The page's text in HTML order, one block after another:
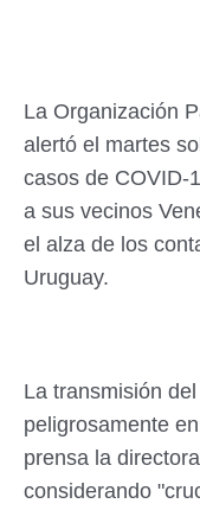
La Organización
alertó el martes
casos de COVID-
a sus vecinos
el alza de los
Uruguay.
La transmisión
peligrosamente
prensa la
considerando